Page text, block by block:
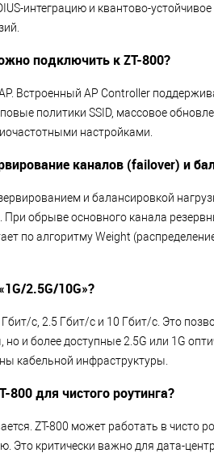
интеграцию и квантово-
подключить к ZT-800?
Встроенный AP Controller
политики SSID, массовое
настройками.
каналов (failover) и
и балансировкой
При обрыве основного канала
по алгоритму Weight
2.5G/10G»?
с, 2.5 Гбит/с и 10 Гбит/с. Это
и более доступные 2.5G или 1G
кабельной инфраструктуры.
для чистого роутинга?
ZT-800 может работать в чисто
Это критически важно для дата-